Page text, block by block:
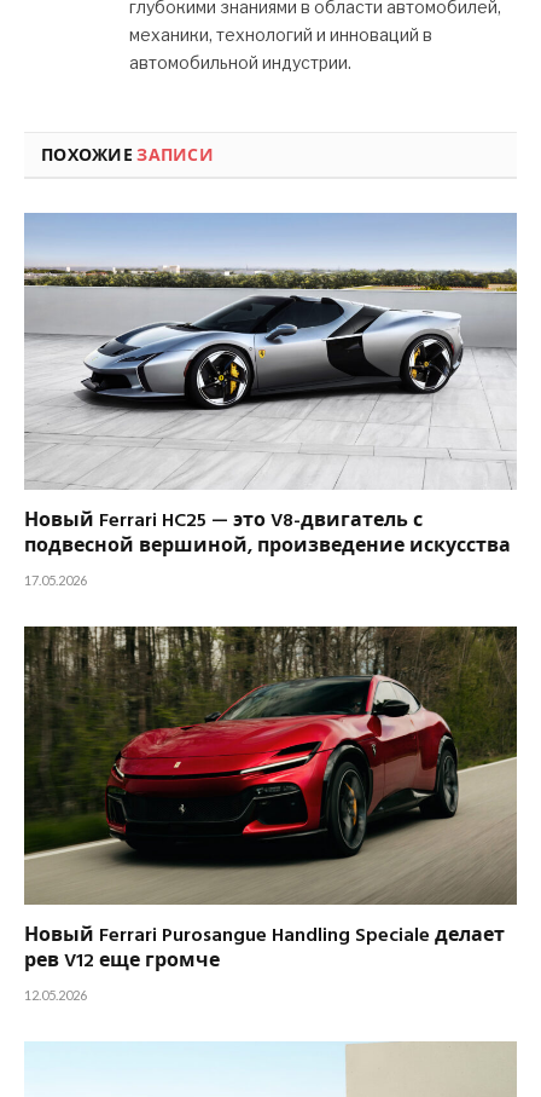
глубокими знаниями в области автомобилей,
механики, технологий и инноваций в
автомобильной индустрии.
ПОХОЖИЕЗАПИСИ
Новый Ferrari HC25 — это V8-двигатель с
подвесной вершиной, произведение искусства
17.05.2026
Новый Ferrari Purosangue Handling Speciale делает
рев V12 еще громче
12.05.2026